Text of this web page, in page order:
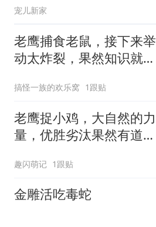
宠儿新家
老鹰捕食老鼠，接下来举
动太炸裂，果然知识就是
搞怪一族的欢乐窝 1跟贴
老鹰捉小鸡，大自然的力
量，优胜劣汰果然有道
趣闪萌记 1跟贴
金雕活吃毒蛇